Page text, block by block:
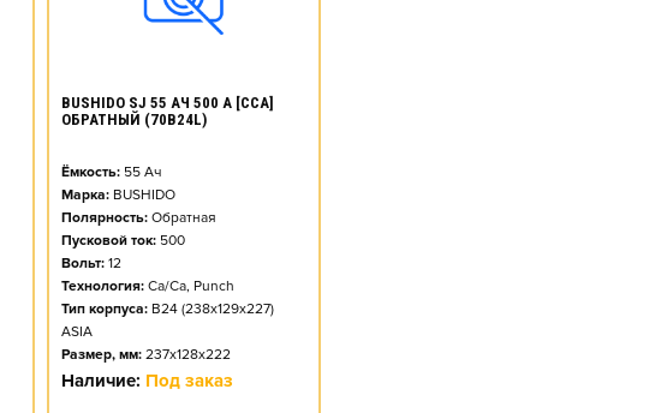
BUSHIDO SJ 55 АЧ 500 А [CCA]
ОБРАТНЫЙ (70B24L)
Ёмкость: 55Ач
Марка: BUSHIDO
Полярность: Обратная
Пусковой ток: 500
Вольт: 12
Технология: Ca/Ca, Punch
Тип корпуса: B24 (238x129x227)
ASIA
Размер, мм: 237x128x222
Наличие: Под заказ